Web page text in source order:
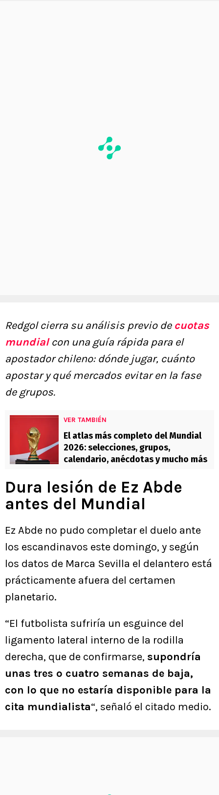
Redgol cierra su análisis previo de cuotas
mundialcon una guía rápida para el
apostador chileno: dónde jugar, cuánto
apostar y qué mercados evitar en la fase
de grupos.
VER TAMBIÉN
El atlas más completo del Mundial
2026: selecciones, grupos,
calendario, anécdotas y mucho más
Dura lesión de Ez Abde
antes del Mundial
Ez Abde no pudo completar el duelo ante
los escandinavos este domingo, y según
los datos de Marca Sevilla el delantero está
prácticamente afuera del certamen
planetario.
“El futbolista sufriría un esguince del
ligamento lateral interno de la rodilla
derecha, que de confirmarse, supondría
unas tres o cuatro semanas de baja,
con lo que no estaría disponible para la
cita mundialista“, señaló el citado medio.